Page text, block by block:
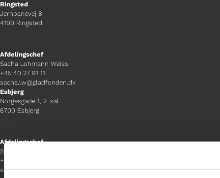
Ringsted
Jernbanevej 8
4100 Ringsted
Afdelingschef
Sacha Lohmann Weiss
+45 40 27 91 11
sacha.lw@gladfonden.dk
Esbjerg
Norgesgade 1, 2. sal
6700 Esbjerg
Afdelingschef
Sanne Hansen
+45 23 69 19 35
sanne.h@gladfonden.dk